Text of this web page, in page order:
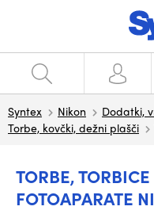
Syntex Nikon
Dodatki,
Torbe, kovčki, dežni plašči
TORBE,
FOTOAPARATE